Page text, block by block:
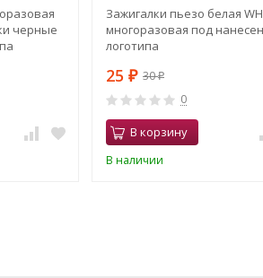
черные
Зажигалки пьезо белая
многоразовая под
логотипа
25 ₽ 30₽
0
В корзину
В наличии